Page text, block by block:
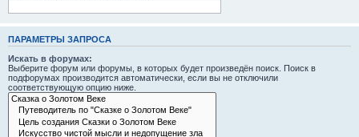
ПАРАМЕТРЫ ЗАПРОСА
Искать в форумах:
Выберите форум или форумы, в которых будет произведён поиск. Поиск в
подфорумах производится автоматически, если вы не отключили
соответствующую опцию ниже.